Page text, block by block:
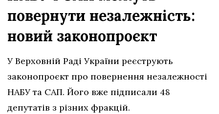
повернути незалежність:
новий законопроєкт
У Верховній Раді України реєструють
законопроєкт про повернення незалежності
НАБУ та САП. Його вже підписали 48
депутатів з різних фракцій.